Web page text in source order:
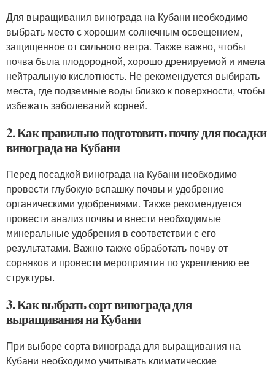
Для выращивания винограда на Кубани необходимо
выбрать место с хорошим солнечным освещением,
защищенное от сильного ветра. Также важно, чтобы
почва была плодородной, хорошо дренируемой и имела
нейтральную кислотность. Не рекомендуется выбирать
места, где подземные воды близко к поверхности, чтобы
избежать заболеваний корней.
2. Как правильно подготовить почву для посадки
винограда на Кубани
Перед посадкой винограда на Кубани необходимо
провести глубокую вспашку почвы и удобрение
органическими удобрениями. Также рекомендуется
провести анализ почвы и внести необходимые
минеральные удобрения в соответствии с его
результатами. Важно также обработать почву от
сорняков и провести мероприятия по укреплению ее
структуры.
3. Как выбрать сорт винограда для
выращивания на Кубани
При выборе сорта винограда для выращивания на
Кубани необходимо учитывать климатические